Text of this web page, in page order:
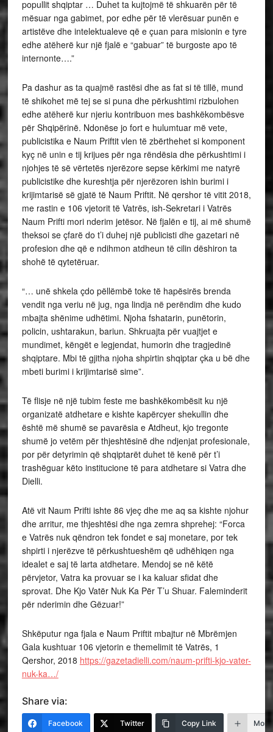
popullit shqiptar … Duhet ta kujtojmë të shkuarën për të
mësuar nga gabimet, por edhe për të vlerësuar punën e
artistëve dhe intelektualeve që e çuan para misionin e tyre
edhe atëherë kur një fjalë e “gabuar” të burgoste apo të
internonte….”
Pa dashur as ta quajmë rastësi dhe as fat si të tillë, mund
të shikohet më tej se si puna dhe përkushtimi rizbulohen
edhe atëherë kur njeriu kontribuon mes bashkëkombësve
për Shqipërinë. Ndonëse jo fort e hulumtuar më vete,
publicistika e Naum Priftit vlen të zbërthehet si komponent
kyç në unin e tij krijues për nga rëndësia dhe përkushtimi i
njohjes të së vërtetës njerëzore sepse kërkimi me natyrë
publicistike dhe kureshtja për njerëzoren ishin burimi i
krijimtarisë së gjatë të Naum Priftit. Në qershor të vitit 2018,
me rastin e 106 vjetorit të Vatrës, ish-Sekretari i Vatrës
Naum Prifti mori nderim jetësor. Në fjalën e tij, ai më shumë
theksoi se çfarë do t’i duhej një publicisti dhe gazetari në
profesion dhe që e ndihmon atdheun të cilin dëshiron ta
shohë të qytetëruar.
“… unë shkela çdo pëllëmbë toke të hapësirës brenda
vendit nga veriu në jug, nga lindja në perëndim dhe kudo
mbajta shënime udhëtimi. Njoha fshatarin, punëtorin,
policin, ushtarakun, bariun. Shkruajta për vuajtjet e
mundimet, këngët e legjendat, humorin dhe tragjedinë
shqiptare. Mbi të gjitha njoha shpirtin shqiptar çka u bë dhe
mbeti burimi i krijimtarisë sime”.
Të flisje në një tubim feste me bashkëkombësit ku një
organizatë atdhetare e kishte kapërcyer shekullin dhe
është më shumë se pavarësia e Atdheut, kjo tregonte
shumë jo vetëm për thjeshtësinë dhe ndjenjat profesionale,
por për detyrimin që shqiptarët duhet të kenë për t’i
trashëguar këto institucione të para atdhetare si Vatra dhe
Dielli.
Atë vit Naum Prifti ishte 86 vjeç dhe me aq sa kishte njohur
dhe arritur, me thjeshtësi dhe nga zemra shprehej: “Forca
e Vatrës nuk qëndron tek fondet e saj monetare, por tek
shpirti i njerëzve të përkushtueshëm që udhëhiqen nga
idealet e saj të larta atdhetare. Mendoj se në këtë
përvjetor, Vatra ka provuar se i ka kaluar sfidat dhe
sprovat. Dhe Kjo Vatër Nuk Ka Për T’u Shuar. Faleminderit
për nderimin dhe Gëzuar!”
Shkëputur nga fjala e Naum Priftit mbajtur në Mbrëmjen
Gala kushtuar 106 vjetorin e themelimit të Vatrës, 1
Qershor, 2018 https://gazetadielli.com/naum-prifti-kjo-vater-
nuk-ka…/
Share via:
Facebook Twitter Copy Link More